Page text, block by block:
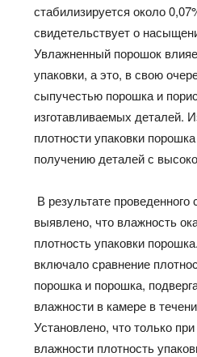
стабилизируется около
свидетельствует о
Увлажненный порошок
упаковки, а это, в свою
сыпучестью порошка и
изготавливаемых деталей.
плотности упаковки
получению деталей с
В результате
выявлено, что влажность
плотность упаковки
включало сравнение
порошка и порошка,
влажности в камере в
Установлено, что только
влажности плотность